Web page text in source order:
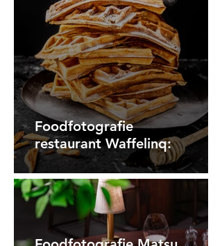
Foodfotografie
restaurant Waffelinq: